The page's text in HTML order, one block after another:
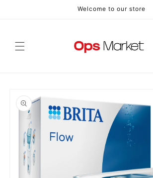
Welcome to our store
informazioni
sul prodotto